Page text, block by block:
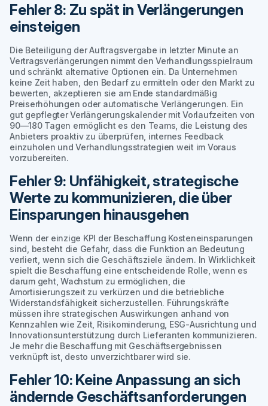
Fehler 8: Zu spät in Verlängerungen
einsteigen
Die Beteiligung der Auftragsvergabe in letzter Minute an
Vertragsverlängerungen nimmt den Verhandlungsspielraum
und schränkt alternative Optionen ein. Da Unternehmen
keine Zeit haben, den Bedarf zu ermitteln oder den Markt zu
bewerten, akzeptieren sie am Ende standardmäßig
Preiserhöhungen oder automatische Verlängerungen. Ein
gut gepflegter Verlängerungskalender mit Vorlaufzeiten von
90—180 Tagen ermöglicht es den Teams, die Leistung des
Anbieters proaktiv zu überprüfen, internes Feedback
einzuholen und Verhandlungsstrategien weit im Voraus
vorzubereiten.
Fehler 9: Unfähigkeit, strategische
Werte zu kommunizieren, die über
Einsparungen hinausgehen
Wenn der einzige KPI der Beschaffung Kosteneinsparungen
sind, besteht die Gefahr, dass die Funktion an Bedeutung
verliert, wenn sich die Geschäftsziele ändern. In Wirklichkeit
spielt die Beschaffung eine entscheidende Rolle, wenn es
darum geht, Wachstum zu ermöglichen, die
Amortisierungszeit zu verkürzen und die betriebliche
Widerstandsfähigkeit sicherzustellen. Führungskräfte
müssen ihre strategischen Auswirkungen anhand von
Kennzahlen wie Zeit, Risikominderung, ESG-Ausrichtung und
Innovationsunterstützung durch Lieferanten kommunizieren.
Je mehr die Beschaffung mit Geschäftsergebnissen
verknüpft ist, desto unverzichtbarer wird sie.
Fehler 10: Keine Anpassung an sich
ändernde Geschäftsanforderungen